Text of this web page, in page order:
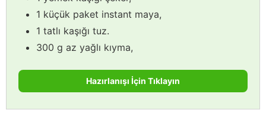
1 küçük paket instant maya,
1 tatlı kaşığı tuz.
300 g az yağlı kıyma,
Hazırlanışı İçin Tıklayın